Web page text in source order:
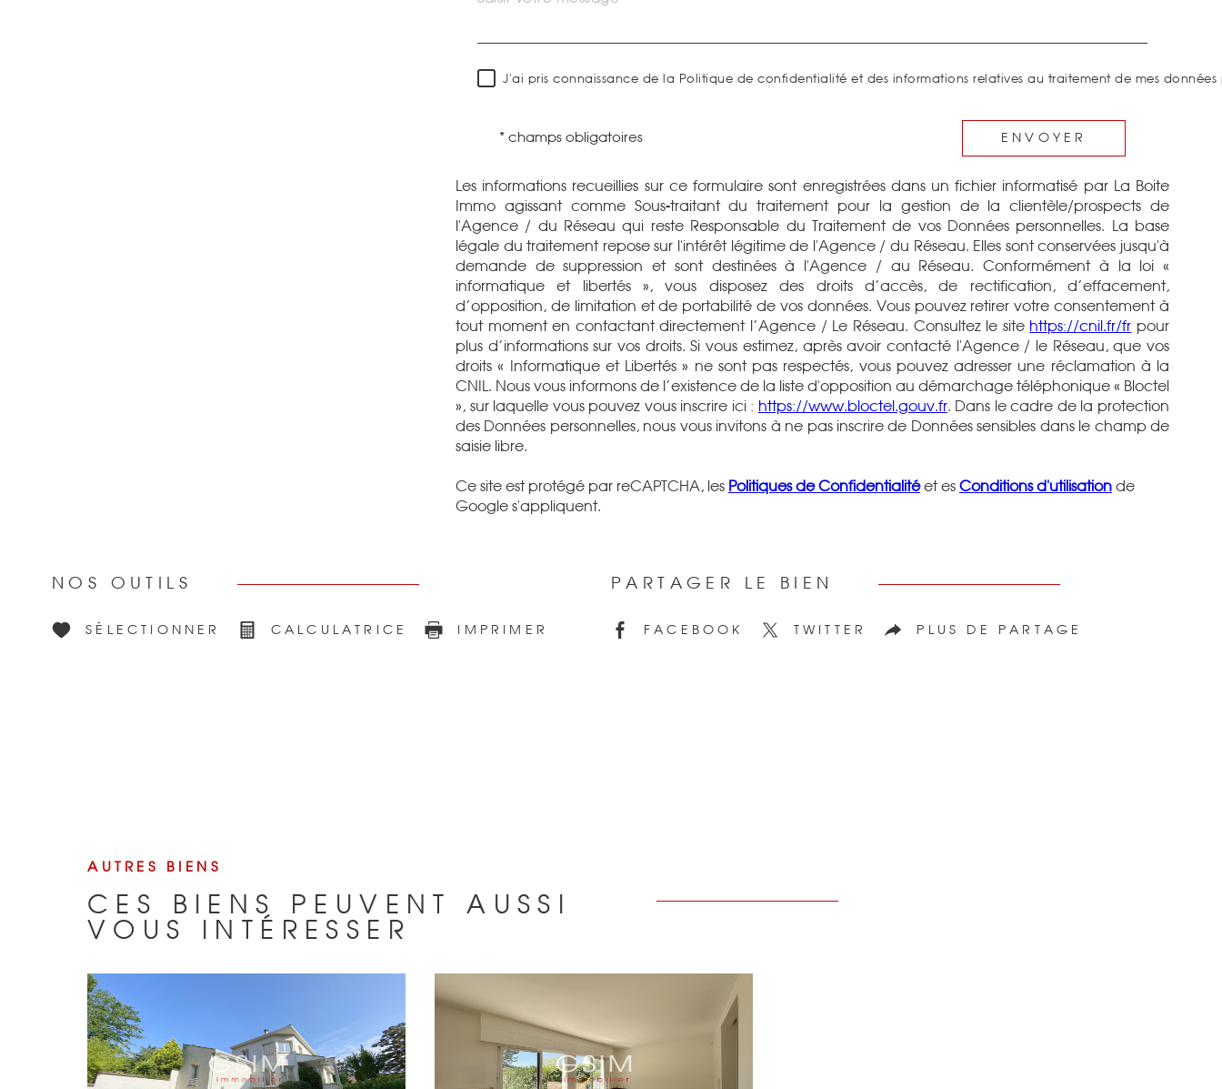
J'ai pris connaissance de la Politique de confidentialité et des informations relatives au traitement de mes données
* champs obligatoires ENVOYER
Les informations recueillies sur ce formulaire sont enregistrées dans un fichier informatisé par La Boite
Immo agissant comme Sous-traitant du traitement pour la gestion de la clientèle/prospects de
l'Agence / du Réseau qui reste Responsable du Traitement de vos Données personnelles. La base
légale du traitement repose sur l'intérêt légitime de l'Agence / du Réseau. Elles sont conservées jusqu'à
demande de suppression et sont destinées à l'Agence / au Réseau. Conformément à la loi «
informatique et libertés », vous disposez des droits d’accès, de rectification, d’effacement,
d’opposition, de limitation et de portabilité de vos données. Vous pouvez retirer votre consentement à
tout moment en contactant directement l’Agence / Le Réseau. Consultez le site https://cnil.fr/fr pour
plus d’informations sur vos droits. Si vous estimez, après avoir contacté l'Agence / le Réseau, que vos
droits « Informatique et Libertés » ne sont pas respectés, vous pouvez adresser une réclamation à la
CNIL. Nous vous informons de l’existence de la liste d'opposition au démarchage téléphonique « Bloctel
», sur laquelle vous pouvez vous inscrire ici : https://www.bloctel.gouv.fr. Dans le cadre de la protection
des Données personnelles, nous vous invitons à ne pas inscrire de Données sensibles dans le champ de
saisie libre.
Ce site est protégé par reCAPTCHA, les Politiques de Confidentialitéet es Conditions d'utilisation de
Google s'appliquent.
NOS OUTILS
SÉLECTIONNER CALCULATRICE IMPRIMER
PARTAGER LE BIEN
FACEBOOK TWITTER PLUS DE PARTAGE
AUTRES BIENS
CES BIENS PEUVENT AUSSI
VOUS INTÉRESSER
VOIR LE BIEN VOIR LE BIEN